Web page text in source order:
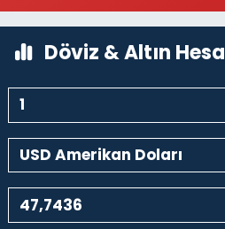
Döviz & Altın